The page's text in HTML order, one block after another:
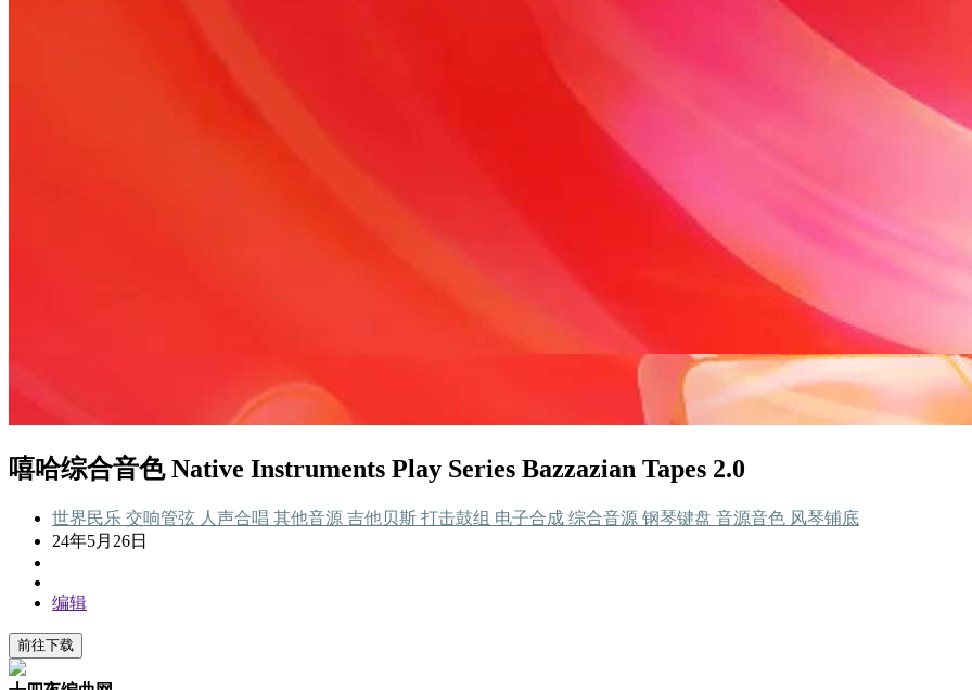
嘻哈综合音色 Native Instruments Play Series Bazzazian Tapes 2.0
世界民乐 交响管弦 人声合唱 其他音源 吉他贝斯 打击鼓组 电子合成 综合音源 钢琴键盘 音源音色 风琴铺底
24年5月26日
编辑
前往下载